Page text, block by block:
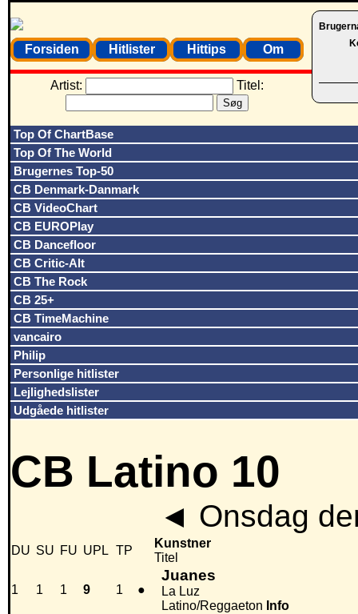
Forsiden Hitlister Hittips Om
Artist: Titel:
Top Of ChartBase
Top Of The World
Brugernes Top-50
CB Denmark-Danmark
CB VideoChart
CB EUROPlay
CB Dancefloor
CB Critic-Alt
CB The Rock
CB 25+
CB TimeMachine
vancairo
Philip
Personlige hitlister
Lejlighedslister
Udgåede hitlister
CB Latino 10
◄ Onsdag
DU SU FU UPL TP
Kunstner
Titel
1 1 1 9 1 ●
Juanes
La Luz
Latino/Reggaeton Info